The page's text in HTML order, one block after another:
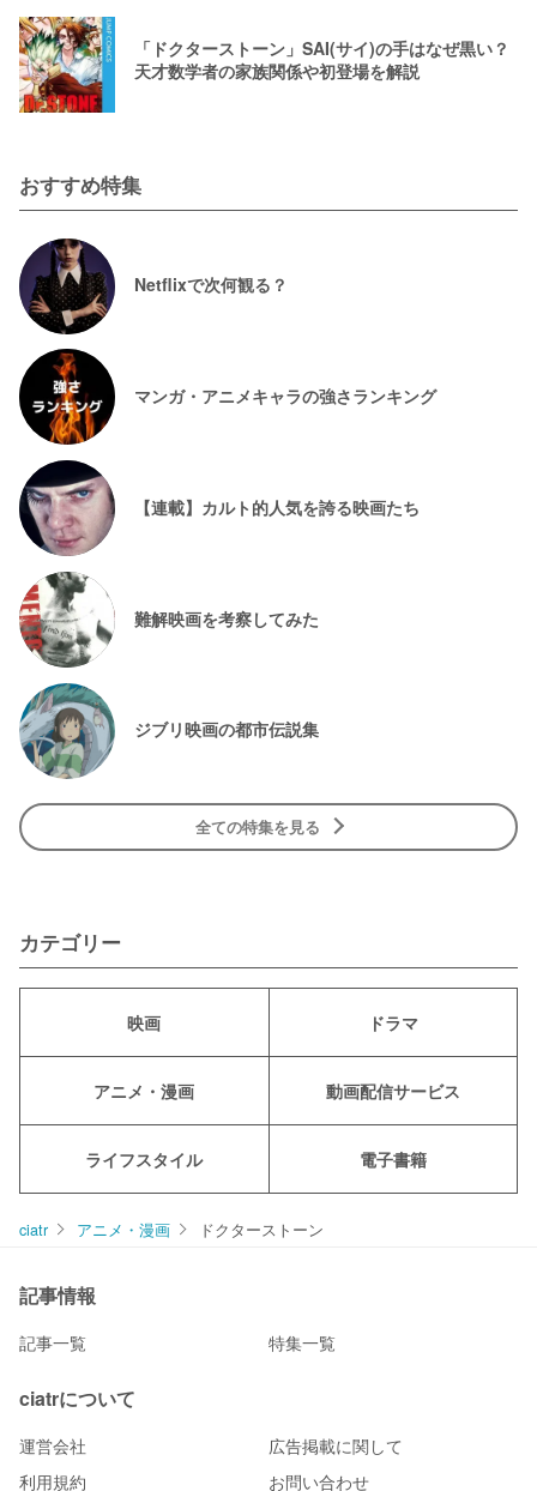
「ドクターストーン」SAI(サイ)の手はなぜ黒い？
天才数学者の家族関係や初登場を解説
おすすめ特集
Netflixで次何観る？
マンガ・アニメキャラの強さランキング
【連載】カルト的人気を誇る映画たち
難解映画を考察してみた
ジブリ映画の都市伝説集
全ての特集を見る
カテゴリー
映画 ドラマ
アニメ・漫画 動画配信サービス
ライフスタイル 電子書籍
ciatr アニメ・漫画 ドクターストーン
記事情報
記事一覧 特集一覧
ciatrについて
運営会社
広告掲載に関して
利用規約
お問い合わせ